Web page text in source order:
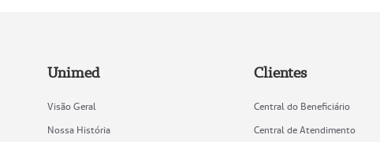
Unimed
Visão Geral
Nossa História
Clientes
Central do Beneficiário
Central de Atendimento